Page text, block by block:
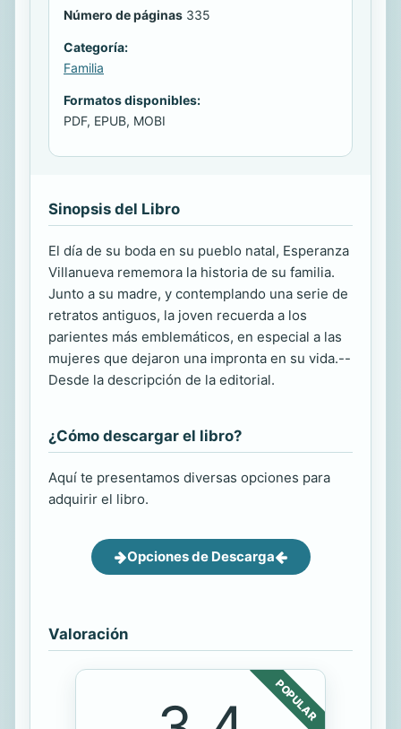
Número de páginas 335
Categoría:
Familia
Formatos disponibles:
PDF, EPUB, MOBI
Sinopsis del Libro
El día de su boda en su pueblo natal, Esperanza
Villanueva rememora la historia de su familia.
Junto a su madre, y contemplando una serie de
retratos antiguos, la joven recuerda a los
parientes más emblemáticos, en especial a las
mujeres que dejaron una impronta en su vida.--
Desde la descripción de la editorial.
¿Cómo descargar el libro?
Aquí te presentamos diversas opciones para
adquirir el libro.
Opciones de Descarga
Valoración
POPULAR